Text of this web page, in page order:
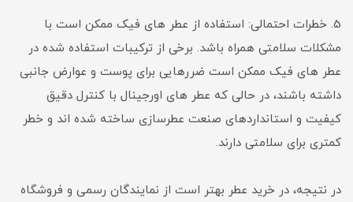
5. خطرات احتمالی: استفاده از عطر های فیک ممکن است با
مشکلات سلامتی همراه باشد. برخی از ترکیبات استفاده شده در
عطر های فیک ممکن است ضررهایی برای پوست و عوارض جانبی
داشته باشند، در حالی که عطر های اورجینال با کنترل دقیق
کیفیت و استانداردهای صنعت عطرسازی ساخته شده اند و خطر
کمتری برای سلامتی دارند.
در نتیجه، در خرید عطر بهتر است از نمایندگان رسمی و فروشگاه